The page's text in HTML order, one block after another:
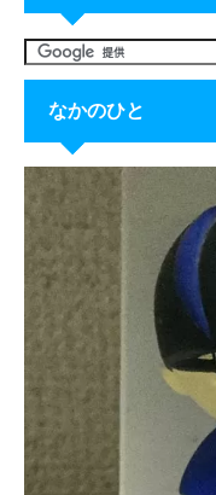
なかのひと